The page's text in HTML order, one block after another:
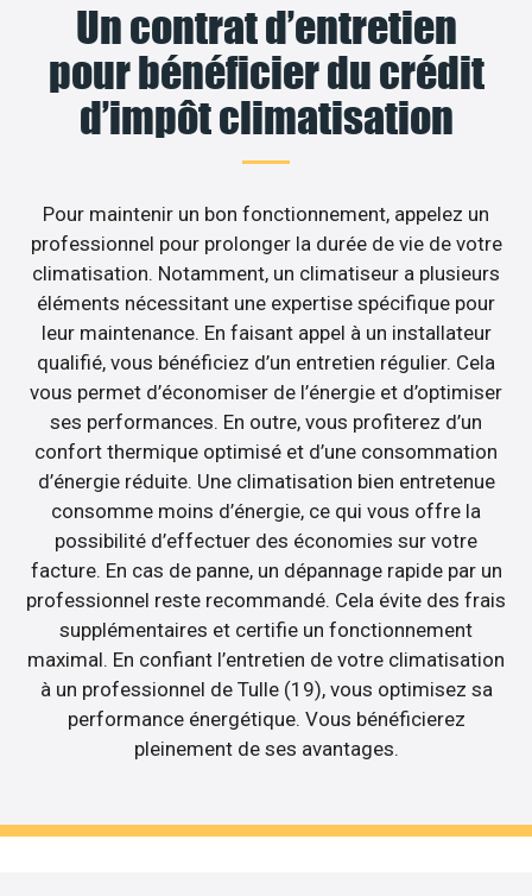
Un contrat d’entretien
pour bénéficier du crédit
d’impôt climatisation
Pour maintenir un bon fonctionnement, appelez un
professionnel pour prolonger la durée de vie de votre
climatisation. Notamment, un climatiseur a plusieurs
éléments nécessitant une expertise spécifique pour
leur maintenance. En faisant appel à un installateur
qualifié, vous bénéficiez d’un entretien régulier. Cela
vous permet d’économiser de l’énergie et d’optimiser
ses performances. En outre, vous profiterez d’un
confort thermique optimisé et d’une consommation
d’énergie réduite. Une climatisation bien entretenue
consomme moins d’énergie, ce qui vous offre la
possibilité d’effectuer des économies sur votre
facture. En cas de panne, un dépannage rapide par un
professionnel reste recommandé. Cela évite des frais
supplémentaires et certifie un fonctionnement
maximal. En confiant l’entretien de votre climatisation
à un professionnel de Tulle (19), vous optimisez sa
performance énergétique. Vous bénéficierez
pleinement de ses avantages.